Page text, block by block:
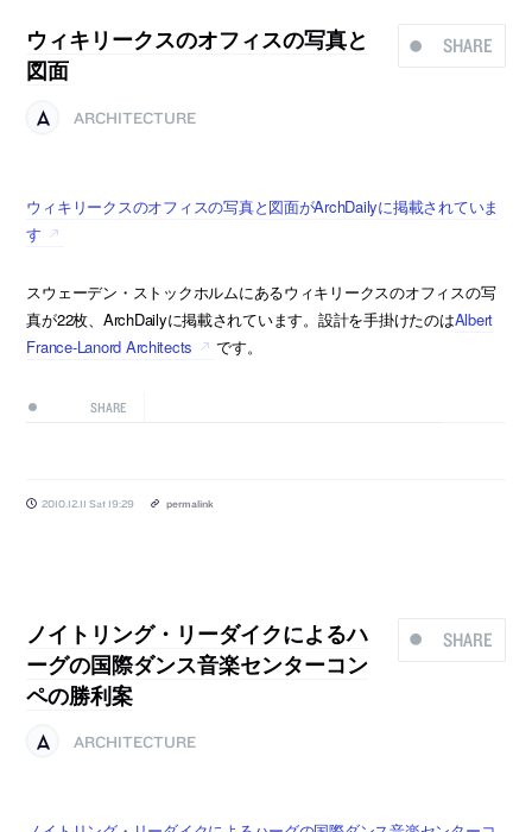
SHARE
ウィキリークスのオフィスの写真と
図面
ARCHITECTURE
ウィキリークスのオフィスの写真と図面がArchDailyに掲載されていま
す
スウェーデン・ストックホルムにあるウィキリークスのオフィスの写
真が22枚、ArchDailyに掲載されています。設計を手掛けたのはAlbert
France-Lanord Architects
です。
SHARE
2010.12.11 Sat 19:29 permalink
SHARE
ノイトリング・リーダイクによるハ
ーグの国際ダンス音楽センターコン
ペの勝利案
ARCHITECTURE